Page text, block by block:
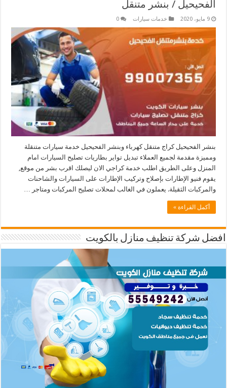
الفحيحيل / بنشر متنقل
9 مايو، 2020 خدمات سيارات 0
بنشر الفحيحيل كراج متنقل كهرباء وبنشر الفحيحيل خدمة سيارات متنقلة
ومميزة مقدمة لجميع العملاء تبديل تواير بطاريات تصليح السيارات امام
المنزل وعلى الطريق اطلب خدمة كراجي الان ليصلك اقرب بشر من موقع,
يقوم فنيو الإطارات بإصلاح وتركيب الإطارات على السيارات والشاحنات
والمركبات الثقيلة. يعملون في الغالب لمحلات تصليح المركبات ومتاجر …
أكمل القراءة »
افضل شركة تنظيف منازل بالكويت